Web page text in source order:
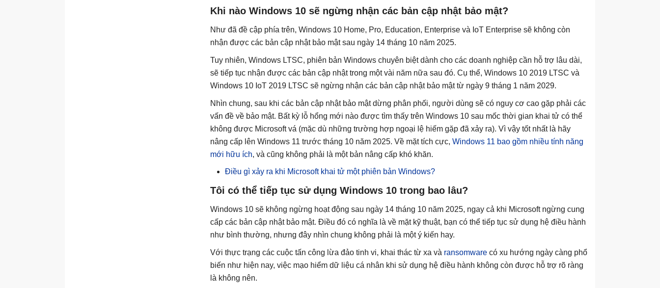
Khi nào Windows 10 sẽ ngừng nhận các bản cập nhật bảo mật?
Như đã đề cập phía trên, Windows 10 Home, Pro, Education, Enterprise và IoT Enterprise sẽ không còn
nhận được các bản cập nhật bảo mật sau ngày 14 tháng 10 năm 2025.
Tuy nhiên, Windows LTSC, phiên bản Windows chuyên biệt dành cho các doanh nghiệp cần hỗ trợ lâu dài,
sẽ tiếp tục nhận được các bản cập nhật trong một vài năm nữa sau đó. Cụ thể, Windows 10 2019 LTSC và
Windows 10 IoT 2019 LTSC sẽ ngừng nhận các bản cập nhật bảo mật từ ngày 9 tháng 1 năm 2029.
Nhìn chung, sau khi các bản cập nhật bảo mật dừng phân phối, người dùng sẽ có nguy cơ cao gặp phải các
vấn đề về bảo mật. Bất kỳ lỗ hổng mới nào được tìm thấy trên Windows 10 sau mốc thời gian khai tử có thể
không được Microsoft vá (mặc dù những trường hợp ngoại lệ hiếm gặp đã xảy ra). Vì vậy tốt nhất là hãy
nâng cấp lên Windows 11 trước tháng 10 năm 2025. Về mặt tích cực, Windows 11 bao gồm nhiều tính năng
mới hữu ích, và cũng không phải là một bản nâng cấp khó khăn.
Điều gì xảy ra khi Microsoft khai tử một phiên bản Windows?
Tôi có thể tiếp tục sử dụng Windows 10 trong bao lâu?
Windows 10 sẽ không ngừng hoạt động sau ngày 14 tháng 10 năm 2025, ngay cả khi Microsoft ngừng cung
cấp các bản cập nhật bảo mật. Điều đó có nghĩa là về mặt kỹ thuật, bạn có thể tiếp tục sử dụng hệ điều hành
như bình thường, nhưng đây nhìn chung không phải là một ý kiến hay.
Với thực trạng các cuộc tấn công lừa đảo tinh vi, khai thác từ xa và ransomware có xu hướng ngày càng phổ
biến như hiện nay, việc mạo hiểm dữ liệu cá nhân khi sử dụng hệ điều hành không còn được hỗ trợ rõ ràng
là không nên.